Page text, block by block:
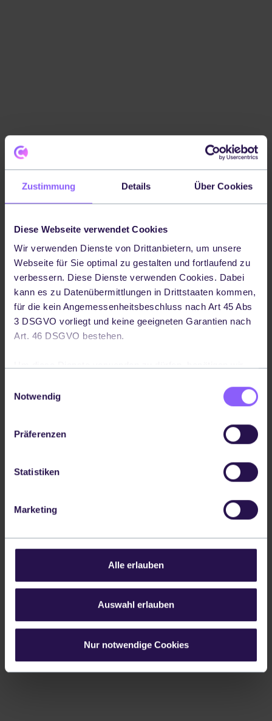
Zustimmung Details Über Cookies
Diese Webseite verwendet Cookies
Wir verwenden Dienste von Drittanbietern, um unsere
Webseite für Sie optimal zu gestalten und fortlaufend zu
verbessern. Diese Dienste verwenden Cookies. Dabei
kann es zu Datenübermittlungen in Drittstaaten kommen,
für die kein Angemessenheitsbeschluss nach Art 45 Abs
3 DSGVO vorliegt und keine geeigneten Garantien nach
Art. 46 DSGVO bestehen.
widerrufen, indem Sie auf die Schaltfläche in der linken
unteren Ecke klicken. Weitere Informationen – auch über
die mit einem Drittlandtransfer verbunden Risiken - finden
Sie in unserer
Notwendig
Präferenzen
Statistiken
Marketing
Alle erlauben
Auswahl erlauben
Nur notwendige Cookies
INFRAESTRUCTURA INFORMÁTICA
Plataforma sin código
Una mirada entre bastidores a la solución